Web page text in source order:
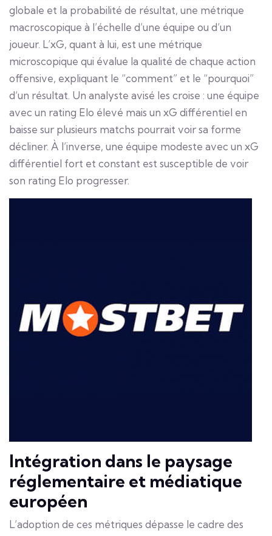
globale et la probabilité de résultat, une métrique
macroscopique à l’échelle d’une équipe ou d’un
joueur. L’xG, quant à lui, est une métrique
microscopique qui évalue la qualité de chaque action
offensive, expliquant le “comment” et le “pourquoi”
d’un résultat. Un analyste avisé les croise : une équipe
avec un rating Elo élevé mais un xG différentiel en
baisse sur plusieurs matchs pourrait voir sa forme
décliner. À l’inverse, une équipe modeste avec un xG
différentiel fort et constant est susceptible de voir
son rating Elo progresser.
Intégration dans le paysage
réglementaire et médiatique
européen
L’adoption de ces métriques dépasse le cadre des